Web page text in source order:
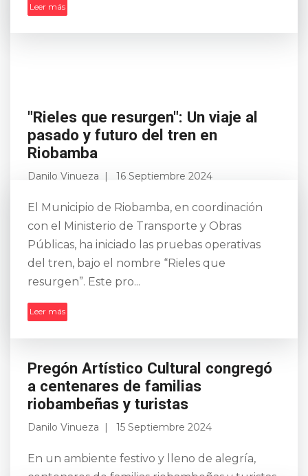
Leer más
"Rieles que resurgen": Un viaje al
pasado y futuro del tren en
Riobamba
Danilo Vinueza 16 Septiembre 2024
El Municipio de Riobamba, en coordinación
con el Ministerio de Transporte y Obras
Públicas, ha iniciado las pruebas operativas
del tren, bajo el nombre “Rieles que
resurgen”. Este pro...
Leer más
Pregón Artístico Cultural congregó
a centenares de familias
riobambeñas y turistas
Danilo Vinueza 15 Septiembre 2024
En un ambiente festivo y lleno de alegría,